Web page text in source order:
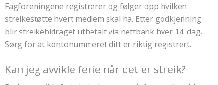
Fagforeningene registrerer og følger opp hvilken
streikestøtte hvert medlem skal ha. Etter godkjenning
blir streikebidraget utbetalt via nettbank hver 14. dag.
Sørg for at kontonummeret ditt er riktig registrert.
Kan jeg avvikle ferie når det er streik?